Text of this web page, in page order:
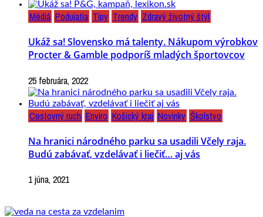
Médiá Podujatia Tipy Trendy Zdravý životný štýl
Ukáž sa! Slovensko má talenty. Nákupom výrobkov
Procter & Gamble podporíš mladých športovcov
25 februára, 2022
Cestovný ruch Enviro Košický kraj Novinky Školstvo
Na hranici národného parku sa usadili Včely raja.
Budú zabávať, vzdelávať i liečiť… aj vás
1 júna, 2021